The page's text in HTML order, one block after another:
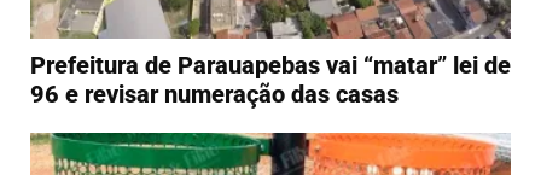
Prefeitura de Parauapebas vai “matar” lei de
96 e revisar numeração das casas